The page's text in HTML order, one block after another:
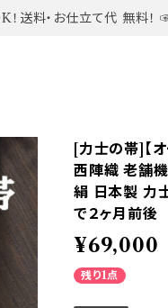
送料・お仕立て代 無料！
[力士の帯]【
西陣織 老舗
絹 日本製 力
で２ヶ月前後
¥69,000
残り1点